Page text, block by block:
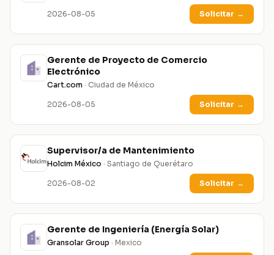
2026-08-05 Solicitar →
Gerente de Proyecto de Comercio
Electrónico
Cart.com · Ciudad de México
2026-08-05 Solicitar →
Supervisor/a de Mantenimiento
Holcim México · Santiago de Querétaro
2026-08-02 Solicitar →
Gerente de Ingeniería (Energía Solar)
Gransolar Group · Mexico